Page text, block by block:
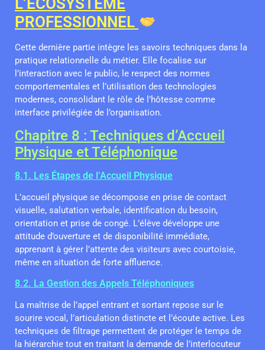
PROFESSIONNEL
Cette dernière partie intègre les savoirs techniques dans la
pratique relationnelle du métier. Elle focalise sur
l’interaction avec le public, le respect des normes
comportementales et l’utilisation des technologies
modernes, consolidant le rôle de l’hôtesse comme
interface privilégiée de l’organisation.
Chapitre 8 : Techniques d’Accueil
Physique et Téléphonique
8.1. Les Étapes de l’Accueil Physique
L’accueil physique se décompose en prise de contact
visuelle, salutation verbale, identification du besoin,
orientation et prise de congé. L’élève développe une
attitude d’ouverture et de disponibilité immédiate,
apprenant à gérer l’attente des visiteurs avec courtoisie,
même en situation de forte affluence.
8.2. La Gestion des Appels Téléphoniques
La maîtrise de l’appel entrant et sortant repose sur le
sourire vocal, l’articulation distincte et l’écoute active. Les
techniques de filtrage permettent de protéger le temps de
la hiérarchie tout en traitant la demande de l’interlocuteur